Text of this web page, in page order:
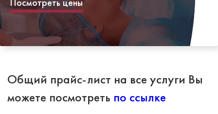
Посмотреть цены
Общий прайс-лист на все услуги Вы
можете посмотреть по ссылке